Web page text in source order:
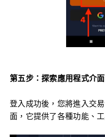
第五步：探索應用程式介面
登入成功後，您將進入交
面，它提供了各種功能、